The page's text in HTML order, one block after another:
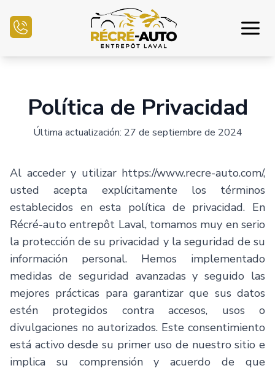
Inventario Auto
Vender mi auto
Centro mecánico
Contáctenos
Español
Política de Privacidad
Última actualización: 27 de septiembre de 2024
Al acceder y utilizar https://www.recre-auto.com/,
usted acepta explícitamente los términos
establecidos en esta política de privacidad. En
Récré-auto entrepôt Laval, tomamos muy en serio
la protección de su privacidad y la seguridad de su
información personal. Hemos implementado
medidas de seguridad avanzadas y seguido las
mejores prácticas para garantizar que sus datos
estén protegidos contra accesos, usos o
divulgaciones no autorizados. Este consentimiento
está activo desde su primer uso de nuestro sitio e
implica su comprensión y acuerdo de que